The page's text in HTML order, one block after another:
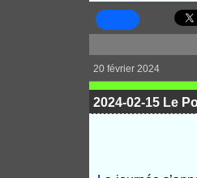
20 février 2024
2024-02-15 Le